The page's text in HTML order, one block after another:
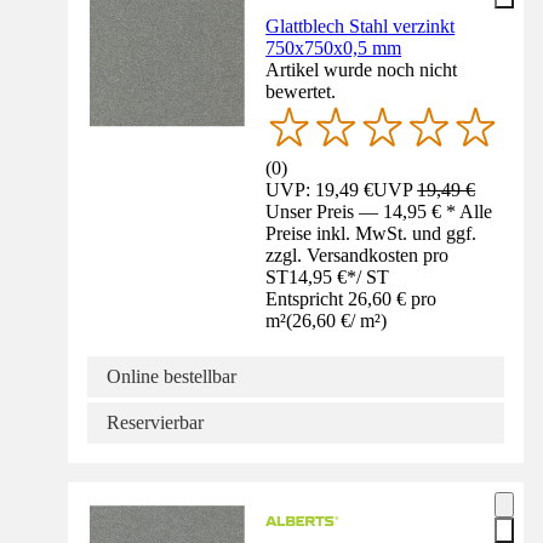
Glattblech Stahl verzinkt
750x750x0,5 mm
Artikel wurde noch nicht
bewertet.
(0)
UVP: 19,49 €UVP19,49 €
Unser Preis — 14,95 € * Alle
Preise inkl. MwSt. und ggf.
zzgl. Versandkosten pro
ST14,95 €*/ ST
Entspricht 26,60 € pro
m²(26,60 €/ m²)
Online bestellbar
Reservierbar